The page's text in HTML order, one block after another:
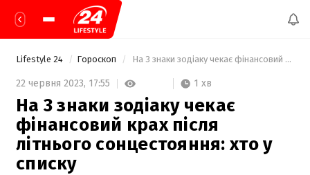
Lifestyle 24 Гороскоп На 3 знаки зодіаку чекає фінансовий крах після літнього сонцестояння: хто у списку
22 червня 2023, 17:55 1 хв
На 3 знаки зодіаку чекає
фінансовий крах після
літнього сонцестояння: хто у
списку